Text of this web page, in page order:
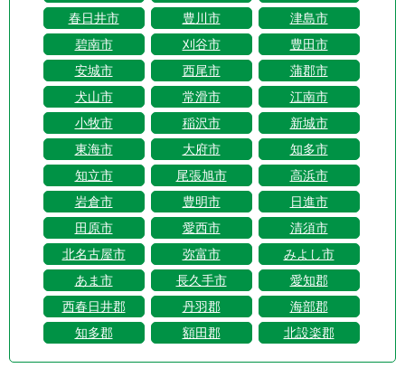
春日井市
豊川市
津島市
碧南市
刈谷市
豊田市
安城市
西尾市
蒲郡市
犬山市
常滑市
江南市
小牧市
稲沢市
新城市
東海市
大府市
知多市
知立市
尾張旭市
高浜市
岩倉市
豊明市
日進市
田原市
愛西市
清須市
北名古屋市
弥富市
みよし市
あま市
長久手市
愛知郡
西春日井郡
丹羽郡
海部郡
知多郡
額田郡 北設楽郡